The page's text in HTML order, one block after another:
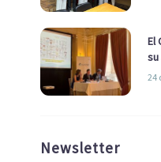
El
24
Newsletter